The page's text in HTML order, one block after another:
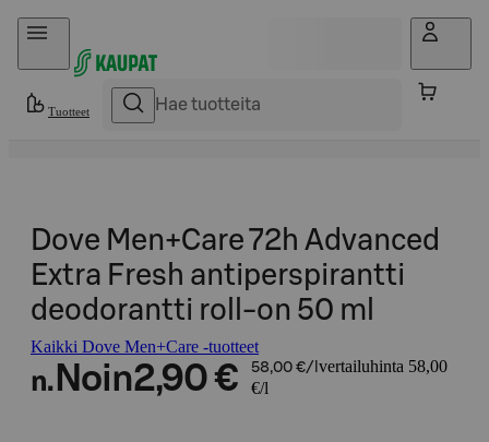
Hyppää sisältöön
Tuotteet
Dove Men+Care 72h Advanced
Extra Fresh antiperspirantti
deodorantti roll-on 50 ml
Kaikki Dove Men+Care -tuotteet
n. Noin2,90 € 58,00 €/l vertailuhinta 58,00
€/l